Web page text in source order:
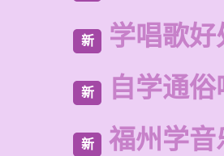
新 学唱歌
新 自学通
新 福州学音